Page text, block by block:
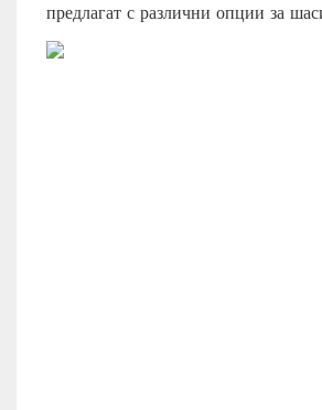
предлагат с различни опции за